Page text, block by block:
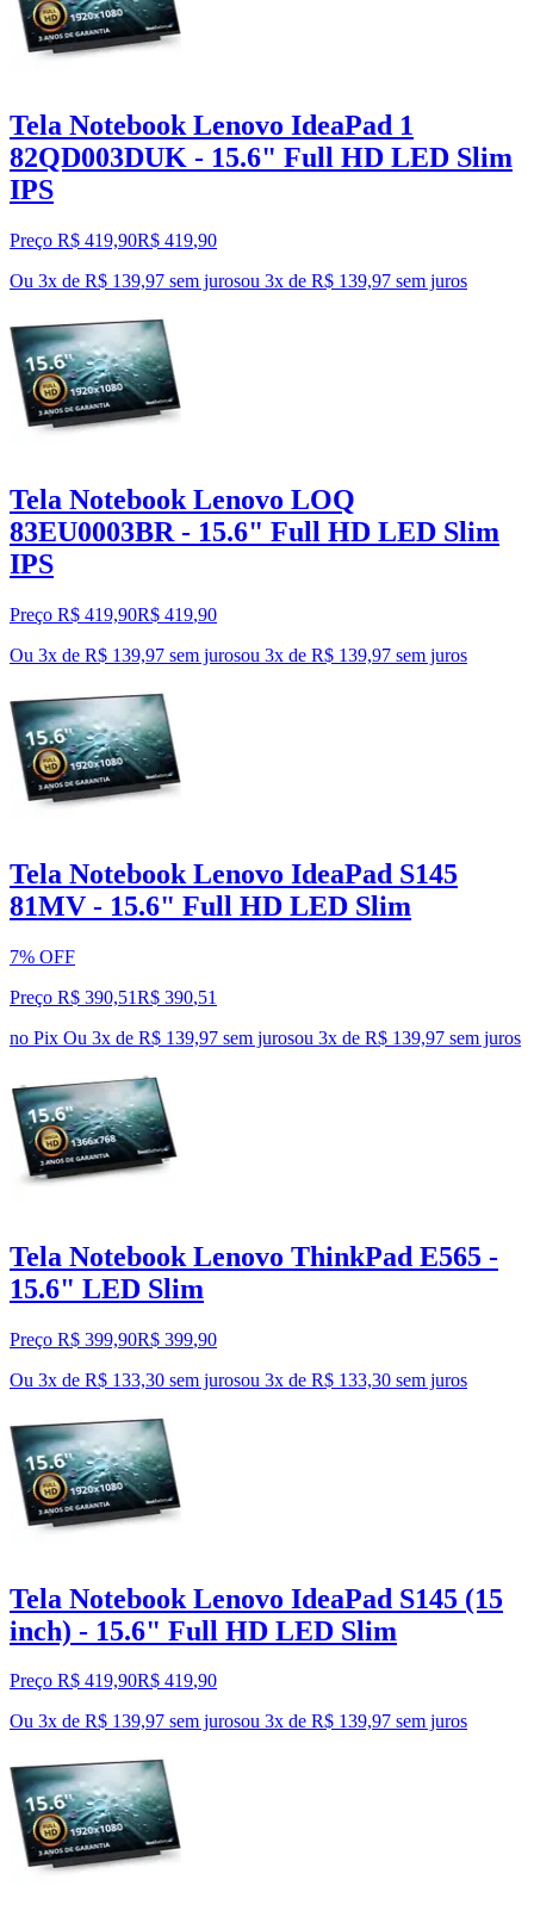
Tela Notebook Lenovo IdeaPad 1
82QD003DUK - 15.6" Full HD LED Slim
IPS
Preço R$ 419,90R$ 419,90
Ou 3x de R$ 139,97 sem jurosou 3x de R$ 139,97 sem juros
Tela Notebook Lenovo LOQ
83EU0003BR - 15.6" Full HD LED Slim
IPS
Preço R$ 419,90R$ 419,90
Ou 3x de R$ 139,97 sem jurosou 3x de R$ 139,97 sem juros
Tela Notebook Lenovo IdeaPad S145
81MV - 15.6" Full HD LED Slim
7% OFF
Preço R$ 390,51R$ 390,51
no Pix Ou 3x de R$ 139,97 sem jurosou 3x de R$ 139,97 sem juros
Tela Notebook Lenovo ThinkPad E565 -
15.6" LED Slim
Preço R$ 399,90R$ 399,90
Ou 3x de R$ 133,30 sem jurosou 3x de R$ 133,30 sem juros
Tela Notebook Lenovo IdeaPad S145 (15
inch) - 15.6" Full HD LED Slim
Preço R$ 419,90R$ 419,90
Ou 3x de R$ 139,97 sem jurosou 3x de R$ 139,97 sem juros